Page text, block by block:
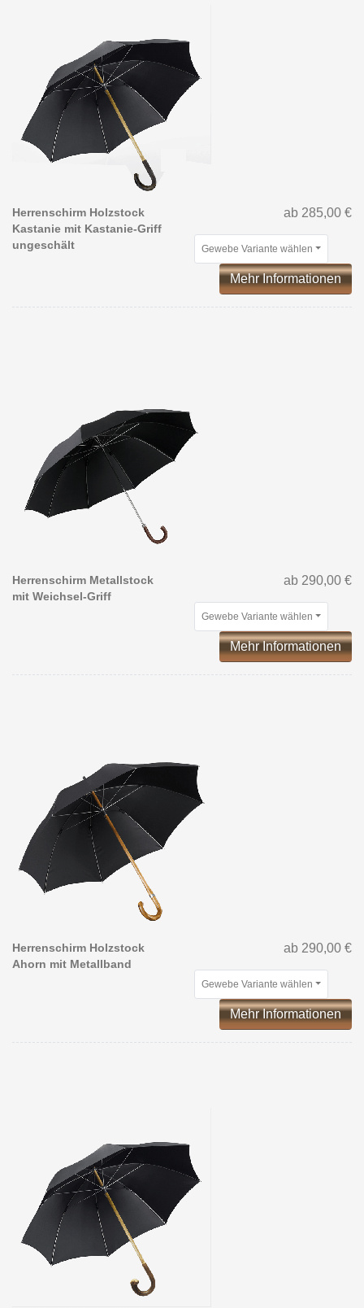
Herrenschirm Holzstock
Kastanie mit Kastanie-Griff
ungeschält
ab 285,00 €
Gewebe Variante wählen
Mehr Informationen
Herrenschirm Metallstock
mit Weichsel-Griff
ab 290,00 €
Gewebe Variante wählen
Mehr Informationen
Herrenschirm Holzstock
Ahorn mit Metallband
ab 290,00 €
Gewebe Variante wählen
Mehr Informationen